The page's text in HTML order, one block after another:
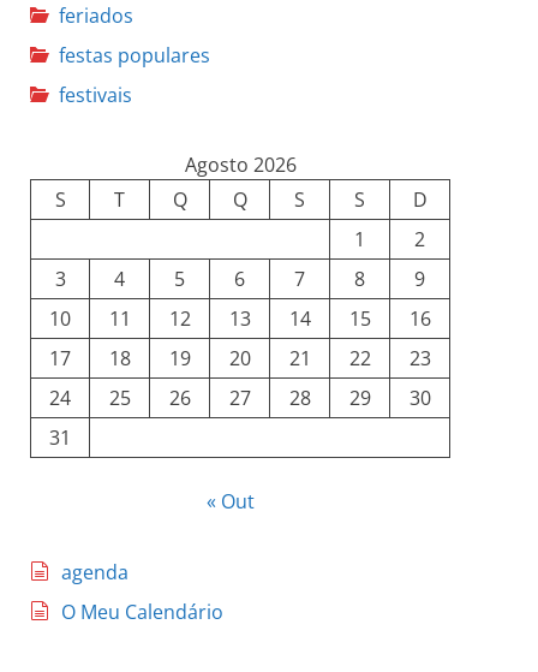
feriados
festas populares
festivais
Agosto 2026
S
T Q Q S S
D
1
2
3
4 5 6 7 8
9
10
11 12 13 14 15
16
17
18 19 20 21 22
23
24
25 26 27 28 29
30
31
« Out
agenda
O Meu Calendário